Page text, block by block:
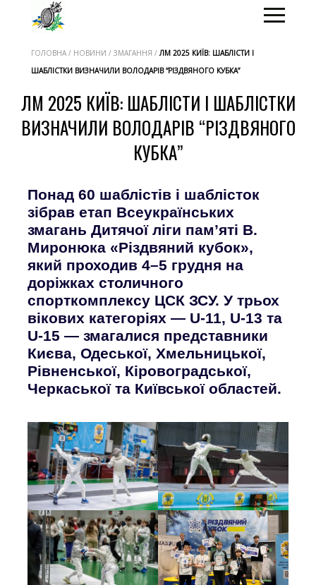
ГОЛОВНА / НОВИНИ / ЗМАГАННЯ /ЛМ 2025 КИЇВ: ШАБЛІСТИ І
ШАБЛІСТКИ ВИЗНАЧИЛИ ВОЛОДАРІВ “РІЗДВЯНОГО КУБКА”
ЛМ 2025 КИЇВ: ШАБЛІСТИ І ШАБЛІСТКИ
ВИЗНАЧИЛИ ВОЛОДАРІВ “РІЗДВЯНОГО
КУБКА”
Понад 60 шаблістів і шаблісток
зібрав етап Всеукраїнських
змагань Дитячої ліги пам’яті В.
Миронюка «Різдвяний кубок»,
який проходив 4–5 грудня на
доріжках столичного
спорткомплексу ЦСК ЗСУ. У трьох
вікових категоріях — U-11, U-13 та
U-15 — змагалися представники
Києва, Одеської, Хмельницької,
Рівненської, Кіровоградської,
Черкаської та Київської областей.